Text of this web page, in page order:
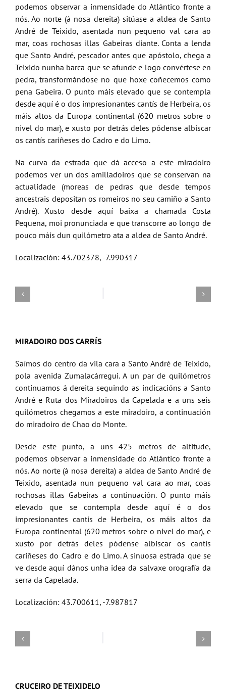
podemos observar a inmensidade do Atlántico fronte a
nós. Ao norte (á nosa dereita) sitúase a aldea de Santo
André de Teixido, asentada nun pequeno val cara ao
mar, coas rochosas illas Gabeiras diante. Conta a lenda
que Santo André, pescador antes que apóstolo, chega a
Teixido nunha barca que se afunde e logo convértese en
pedra, transformándose no que hoxe coñecemos como
pena Gabeira. O punto máis elevado que se contempla
desde aquí é o dos impresionantes cantís de Herbeira, os
máis altos da Europa continental (620 metros sobre o
nivel do mar), e xusto por detrás deles pódense albiscar
os cantís cariñeses do Cadro e do Limo.
Na curva da estrada que dá acceso a este miradoiro
podemos ver un dos amilladoiros que se conservan na
actualidade (moreas de pedras que desde tempos
ancestrais depositan os romeiros no seu camiño a Santo
André). Xusto desde aquí baixa a chamada Costa
Pequena, moi pronunciada e que transcorre ao longo de
pouco máis dun quilómetro ata a aldea de Santo André.
Localización: 43.702378, -7.990317
MIRADOIRO DOS CARRÍS
Saímos do centro da vila cara a Santo André de Teixido,
pola avenida Zumalacárregui. A un par de quilómetros
continuamos á dereita seguindo as indicacións a Santo
André e Ruta dos Miradoiros da Capelada e a uns seis
quilómetros chegamos a este miradoiro, a continuación
do miradoiro de Chao do Monte.
Desde este punto, a uns 425 metros de altitude,
podemos observar a inmensidade do Atlántico fronte a
nós. Ao norte (á nosa dereita) a aldea de Santo André de
Teixido, asentada nun pequeno val cara ao mar, coas
rochosas illas Gabeiras a continuación. O punto máis
elevado que se contempla desde aquí é o dos
impresionantes cantís de Herbeira, os máis altos da
Europa continental (620 metros sobre o nivel do mar), e
xusto por detrás deles pódense albiscar os cantís
cariñeses do Cadro e do Limo. A sinuosa estrada que se
ve desde aquí dános unha idea da salvaxe orografía da
serra da Capelada.
Localización: 43.700611, -7.987817
CRUCEIRO DE TEIXIDELO